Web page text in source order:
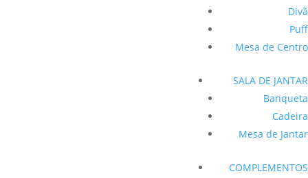
Divã
Puff
Mesa de Centro
SALA DE JANTAR
Banqueta
Cadeira
Mesa de Jantar
COMPLEMENTOS